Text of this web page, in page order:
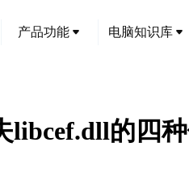
产品功能 电脑知识库
libcef.dll的四